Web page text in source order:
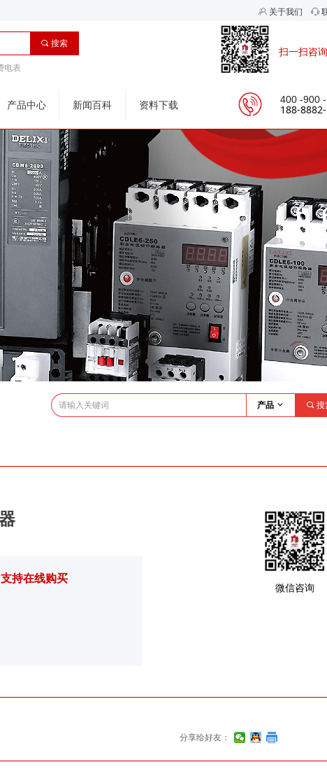
ꁘ 关于我们 ꁱ
끠 搜索
400 -900
188-
产品中心 新闻百科 资料下载
扫一扫咨
끠 搜
产品 ꀁ
电表
持在线购买
微信咨询
分享给好友：